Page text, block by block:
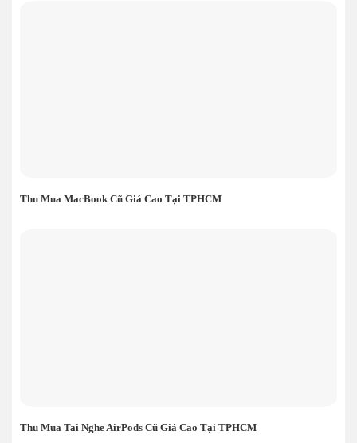
Thu Mua MacBook Cũ Giá Cao Tại TPHCM
Thu Mua Tai Nghe AirPods Cũ Giá Cao Tại TPHCM